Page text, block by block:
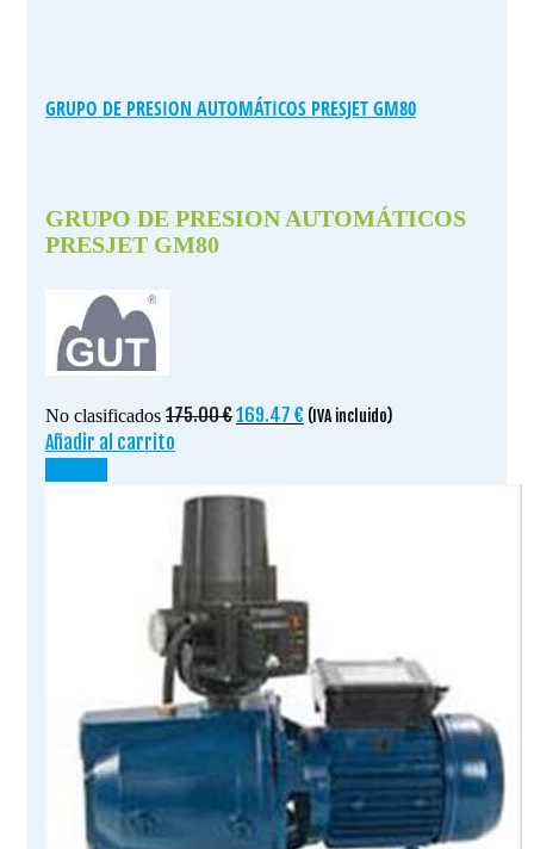
GRUPO DE PRESION AUTOMÁTICOS PRESJET GM80
GRUPO DE PRESION AUTOMÁTICOS
PRESJET GM80
No clasificados 175.00€El
era:
175.00 €.
169.47 € El
(IVA incluido)
Añadir al carrito